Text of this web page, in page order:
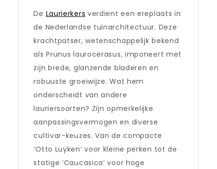
De Laurierkers verdient een ereplaats in
de Nederlandse tuinarchitectuur. Deze
krachtpatser, wetenschappelijk bekend
als Prunus laurocerasus, imponeert met
zijn brede, glanzende bladeren en
robuuste groeiwijze. Wat hem
onderscheidt van andere
lauriersoorten? Zijn opmerkelijke
aanpassingsvermogen en diverse
cultivar-keuzes. Van de compacte
‘Otto Luyken’ voor kleine perken tot de
statige ‘Caucasica’ voor hoge